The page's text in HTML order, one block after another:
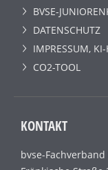
BVSE-
DATENSCHUTZ
IMPRESSUM,
CO2-TOOL
KONTAKT
bvse-